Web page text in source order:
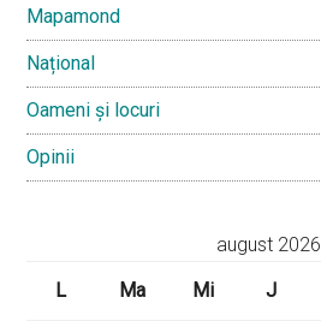
Mapamond
Național
Oameni și locuri
Opinii
august 2026
L
Ma Mi J